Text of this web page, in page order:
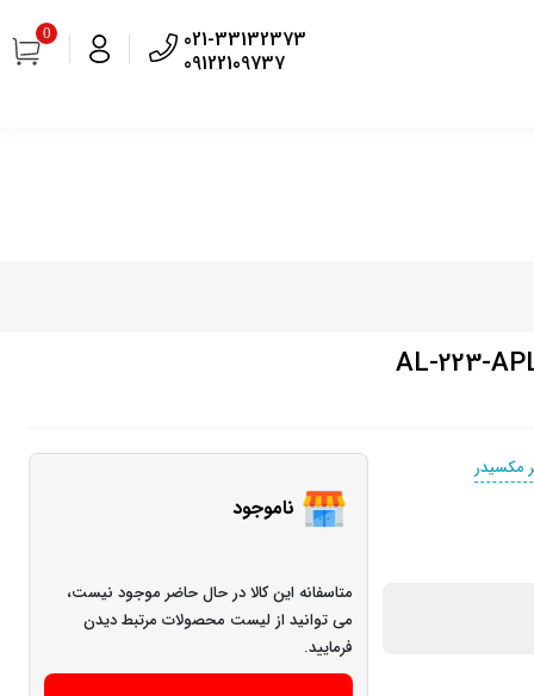
021-33132373
09122109737
0
مکسیدر
ناموجود
متاسفانه این کالا در حال حاضر موجود نیست،
می توانید از لیست محصولات مرتبط دیدن
فرمایید.